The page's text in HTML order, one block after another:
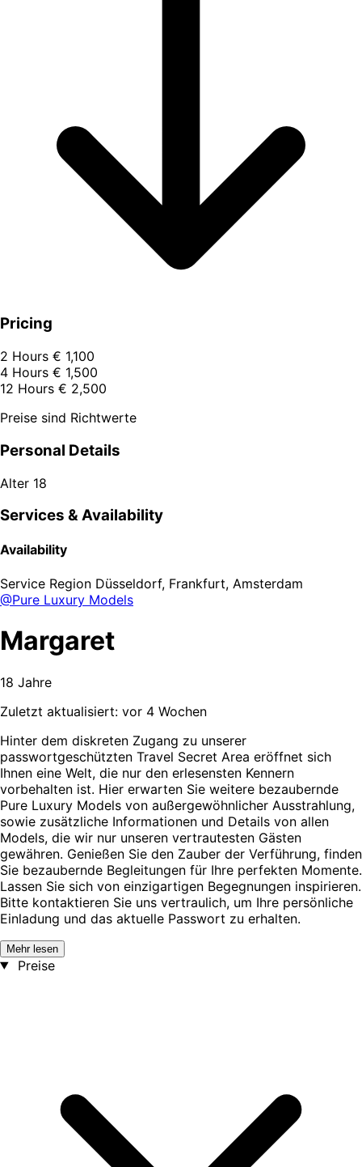
Pricing
2 Hours € 1,100
4 Hours € 1,500
12 Hours € 2,500
Preise sind Richtwerte
Personal Details
Alter 18
Services & Availability
Availability
Service Region Düsseldorf, Frankfurt, Amsterdam
@Pure Luxury Models
Margaret
18 Jahre
Zuletzt aktualisiert: vor 4 Wochen
Hinter dem diskreten Zugang zu unserer
passwortgeschützten Travel Secret Area eröffnet sich
Ihnen eine Welt, die nur den erlesensten Kennern
vorbehalten ist. Hier erwarten Sie weitere bezaubernde
Pure Luxury Models von außergewöhnlicher Ausstrahlung,
sowie zusätzliche Informationen und Details von allen
Models, die wir nur unseren vertrautesten Gästen
gewähren. Genießen Sie den Zauber der Verführung, finden
Sie bezaubernde Begleitungen für Ihre perfekten Momente.
Lassen Sie sich von einzigartigen Begegnungen inspirieren.
Bitte kontaktieren Sie uns vertraulich, um Ihre persönliche
Einladung und das aktuelle Passwort zu erhalten.
Mehr lesen
Preise